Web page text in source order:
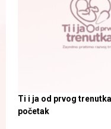
Ti i ja od prvog
početak